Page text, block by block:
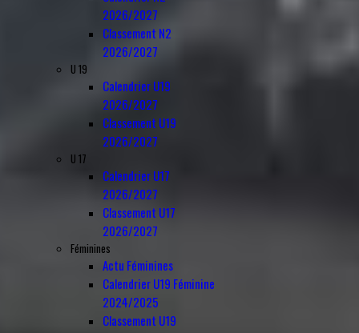
2026/2027
Classement N2
2026/2027
U 19
Calendrier U19
2026/2027
Classement U19
2026/2027
U 17
Calendrier U17
2026/2027
Classement U17
2026/2027
Féminines
Actu Féminines
Calendrier U19 Féminine
2024/2025
Classement U19